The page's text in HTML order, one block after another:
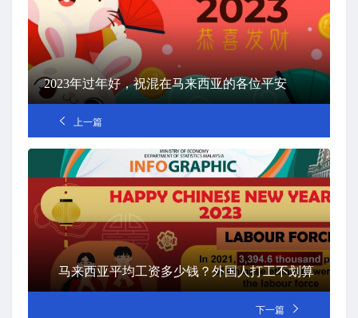
2023年过年好，祝混在马来西亚的各位平安
上一篇
马来西亚平均工资多少钱？外国人打工不划算
下一篇